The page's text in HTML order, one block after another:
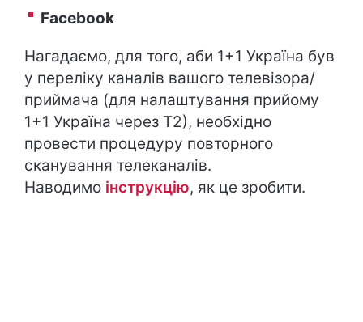
Facebook
Нагадаємо, для того, аби 1+1 Україна був
у переліку каналів вашого телевізора/
приймача (для налаштування прийому
1+1 Україна через Т2), необхідно
провести процедуру повторного
сканування телеканалів.
Наводимо інструкцію, як це зробити.